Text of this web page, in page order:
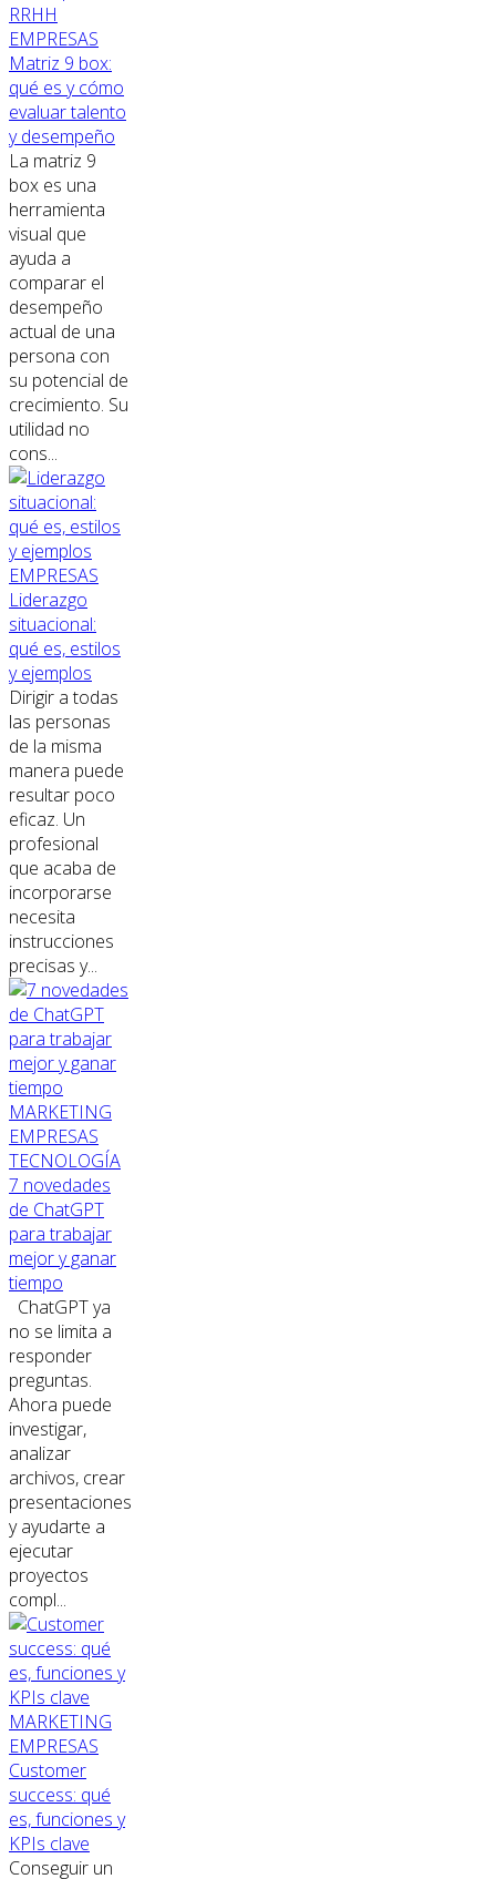
RRHH
EMPRESAS
Matriz 9 box:
qué es y cómo
evaluar talento
y desempeño
La matriz 9
box es una
herramienta
visual que
ayuda a
comparar el
desempeño
actual de una
persona con
su potencial de
crecimiento. Su
utilidad no
cons...
EMPRESAS
Liderazgo
situacional:
qué es, estilos
y ejemplos
Dirigir a todas
las personas
de la misma
manera puede
resultar poco
eficaz. Un
profesional
que acaba de
incorporarse
necesita
instrucciones
precisas y...
MARKETING
EMPRESAS
TECNOLOGÍA
7 novedades
de ChatGPT
para trabajar
mejor y ganar
tiempo
ChatGPT ya
no se limita a
responder
preguntas.
Ahora puede
investigar,
analizar
archivos, crear
presentaciones
y ayudarte a
ejecutar
proyectos
compl...
MARKETING
EMPRESAS
Customer
success: qué
es, funciones y
KPIs clave
Conseguir un